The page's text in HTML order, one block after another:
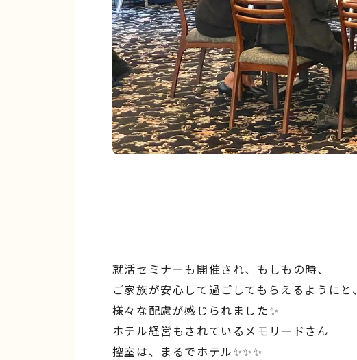
就活セミナーも開催され、もしもの時、
ご家族が安心して過ごしてもらえるようにと、
様々な配慮が感じられました✨
ホテル経営もされているメモリードさん
控室は、まるでホテル✨✨✨